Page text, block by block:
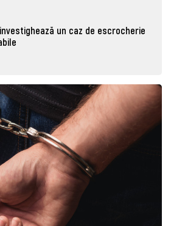
un caz de escrocherie